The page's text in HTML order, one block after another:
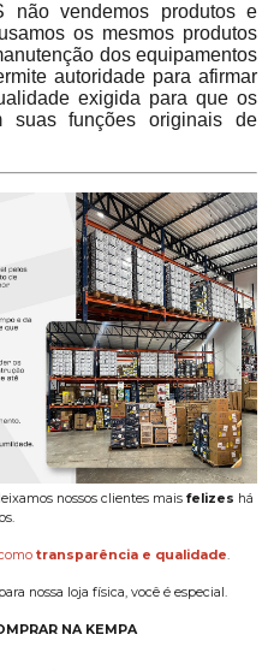
não vendemos produtos e
os mesmos produtos
dos equipamentos
autoridade para afirmar
exigida para que os
suas funções originais de
nossos clientes mais felizes há
transparência e qualidade.
nossa loja física, você é especial.
NA KEMPA